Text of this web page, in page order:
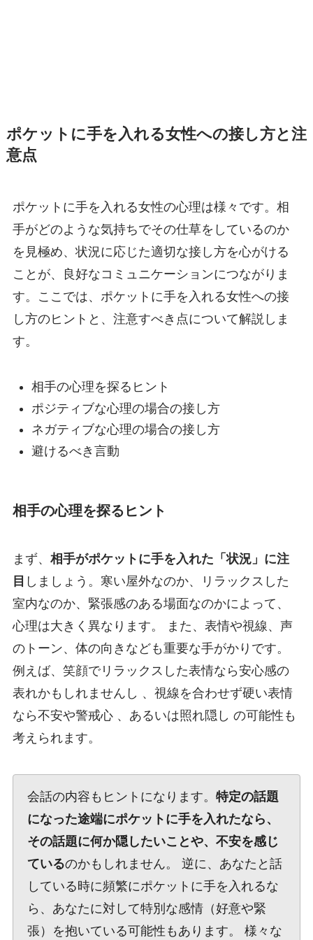
ポケットに手を入れる女性への接し方と注
意点
ポケットに手を入れる女性の心理は様々です。相
手がどのような気持ちでその仕草をしているのか
を見極め、状況に応じた適切な接し方を心がける
ことが、良好なコミュニケーションにつながりま
す。ここでは、ポケットに手を入れる女性への接
し方のヒントと、注意すべき点について解説しま
す。
相手の心理を探るヒント
ポジティブな心理の場合の接し方
ネガティブな心理の場合の接し方
避けるべき言動
相手の心理を探るヒント
まず、 相手がポケットに手を入れた「状況」に注
目 しましょう。寒い屋外なのか、リラックスした
室内なのか、緊張感のある場面なのかによって、
心理は大きく異なります。 また、表情や視線、声
のトーン、体の向きなども重要な手がかりです。
例えば、笑顔でリラックスした表情なら安心感の
表れかもしれませんし 、視線を合わせず硬い表情
なら不安や警戒心 、あるいは照れ隠し の可能性も
考えられます。
会話の内容もヒントになります。 特定の話題
になった途端にポケットに手を入れたなら、
その話題に何か隠したいことや、不安を感じ
ているのかもしれません。 逆に、あなたと話
している時に頻繁にポケットに手を入れるな
ら、あなたに対して特別な感情（好意や緊
張）を抱いている可能性もあります。 様々な